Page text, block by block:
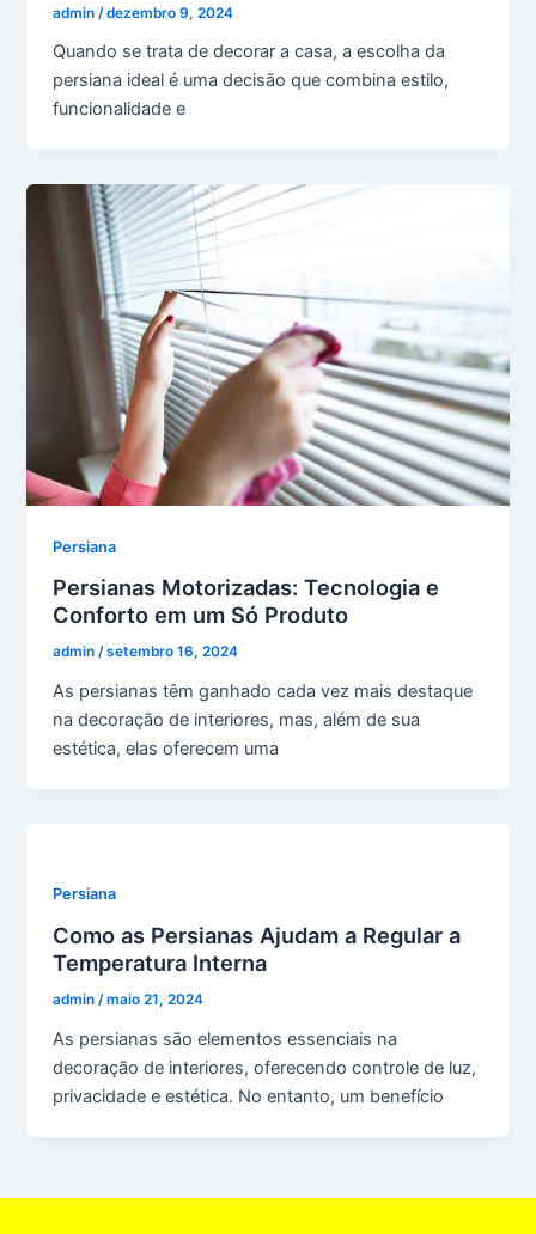
admin /dezembro 9, 2024
Quando se trata de decorar a casa, a escolha da
persiana ideal é uma decisão que combina estilo,
funcionalidade e
Persiana
Persianas Motorizadas: Tecnologia e
Conforto em um Só Produto
admin/setembro 16, 2024
As persianas têm ganhado cada vez mais destaque
na decoração de interiores, mas, além de sua
estética, elas oferecem uma
Persiana
Como as Persianas Ajudam a Regular a
Temperatura Interna
admin /maio 21, 2024
As persianas são elementos essenciais na
decoração de interiores, oferecendo controle de luz,
privacidade e estética. No entanto, um benefício